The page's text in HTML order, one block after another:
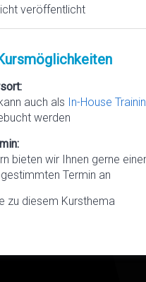
veröffentlicht
auch als In-House
werden
bieten wir Ihnen gerne
Termin an
zu diesem Kursthema